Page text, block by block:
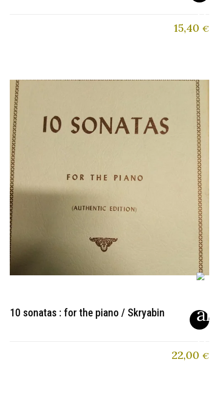
15,40 €
10 sonatas : for the piano / Skryabin
22,00 €